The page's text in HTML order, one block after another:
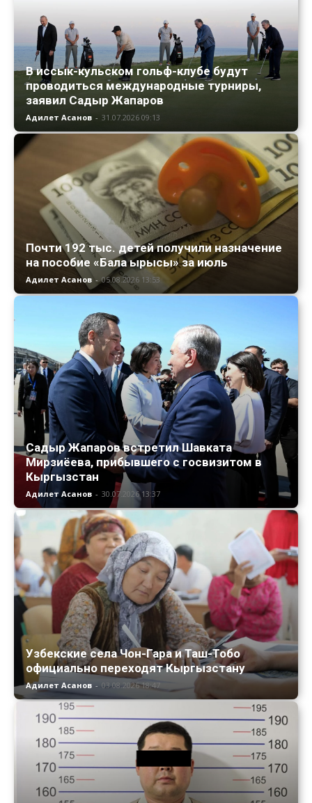
В иссык-кульском гольф-клубе будут
проводиться международные турниры,
заявил Садыр Жапаров
Адилет Асанов - 31.07.2026 09:13
Почти 192 тыс. детей получили назначение
на пособие «Бала ырысы» за июль
Адилет Асанов - 05.08.2026 13:53
Садыр Жапаров встретил Шавката
Мирзиёева, прибывшего с госвизитом в
Кыргызстан
Адилет Асанов - 30.07.2026 13:37
Узбекские села Чон-Гара и Таш-Тобо
официально переходят Кыргызстану
Адилет Асанов - 03.08.2026 18:47